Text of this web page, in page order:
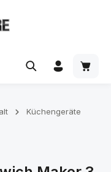
Küchengeräte
5 Sternen